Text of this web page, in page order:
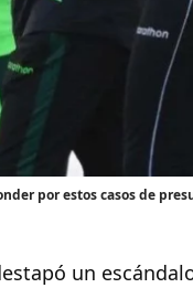
por estos casos de
un